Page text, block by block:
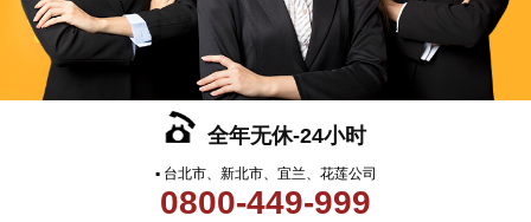
全年无休-24小时
▪ 台北市、新北市、宜兰、花莲公司
0800-449-999